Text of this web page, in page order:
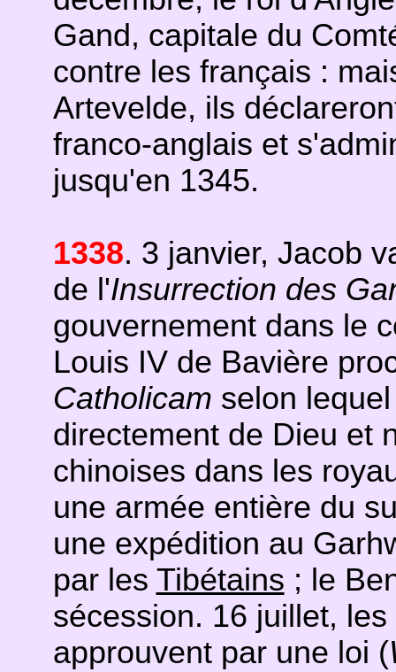
Gand, capitale du
contre les français :
Artevelde, ils
franco-anglais et
jusqu'en 1345.
1338. 3 janvier, Jacob
de l'Insurrection des
gouvernement dans le
Louis IV de Bavière
Catholicam selon
directement de Dieu et
chinoises dans les
une armée entière du
une expédition au
par les Tibétains ; le
sécession. 16 juillet,
approuvent par une loi (